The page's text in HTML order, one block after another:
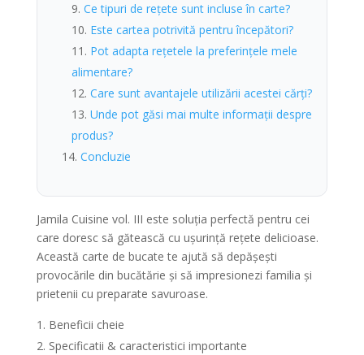
Ce tipuri de rețete sunt incluse în carte?
Este cartea potrivită pentru începători?
Pot adapta rețetele la preferințele mele
alimentare?
Care sunt avantajele utilizării acestei cărți?
Unde pot găsi mai multe informații despre
produs?
Concluzie
Jamila Cuisine vol. III este soluția perfectă pentru cei
care doresc să gătească cu ușurință rețete delicioase.
Această carte de bucate te ajută să depășești
provocările din bucătărie și să impresionezi familia și
prietenii cu preparate savuroase.
Beneficii cheie
Specificatii & caracteristici importante